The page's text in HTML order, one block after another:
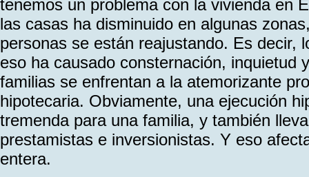
tenemos un problema con la vivienda en
las casas ha disminuido en algunas
personas se están reajustando. Es decir,
eso ha causado consternación, inquietud
familias se enfrentan a la atemorizante
hipotecaria. Obviamente, una ejecución
tremenda para una familia, y también
prestamistas e inversionistas. Y eso
entera.